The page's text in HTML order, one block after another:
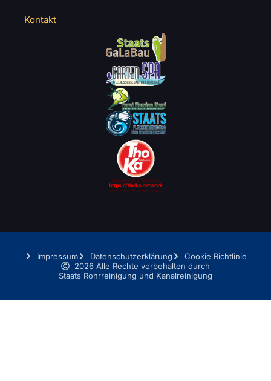
Kontakt
Impressum Datenschutzerklärung
Cookie Richtlinie
2026 Alle Rechte vorbehalten durch
Staats Rohrreinigung und Kanalreinigung